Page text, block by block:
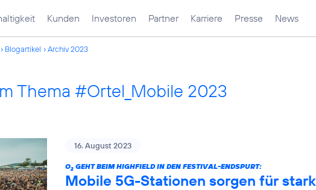
Kunden Investoren Partner Karriere Presse News
Blogartikel Archiv 2023
Thema #Ortel_Mobile 2023
16. August 2023
O2 GEHT BEIM HIGHFIELD IN DEN FESTIVAL-ENDSPURT:
Mobile 5G-Stationen sorgen für